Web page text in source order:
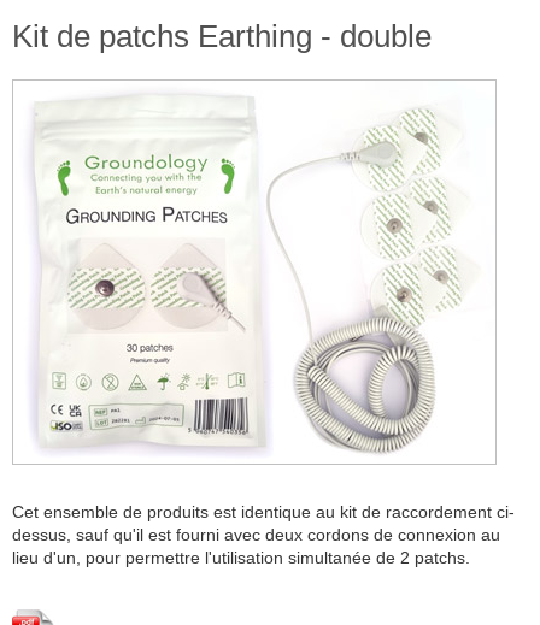
Kit de patchs Earthing - double
Cet ensemble de produits est identique au kit de raccordement ci-
dessus, sauf qu'il est fourni avec deux cordons de connexion au
lieu d'un, pour permettre l'utilisation simultanée de 2 patchs.